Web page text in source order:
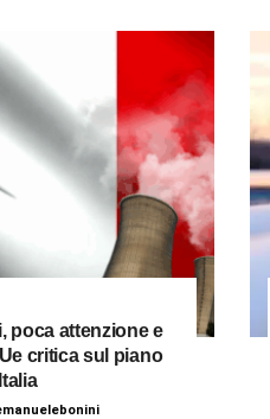
poca attenzione e
critica sul piano